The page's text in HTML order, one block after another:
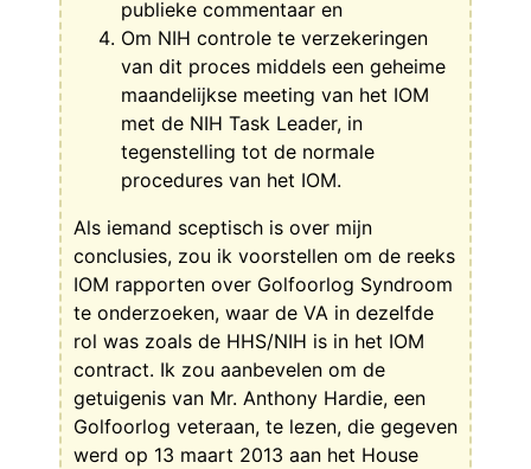
publieke commentaar en
Om NIH controle te verzekeringen
van dit proces middels een geheime
maandelijkse meeting van het IOM
met de NIH Task Leader, in
tegenstelling tot de normale
procedures van het IOM.
Als iemand sceptisch is over mijn
conclusies, zou ik voorstellen om de reeks
IOM rapporten over Golfoorlog Syndroom
te onderzoeken, waar de VA in dezelfde
rol was zoals de HHS/NIH is in het IOM
contract. Ik zou aanbevelen om de
getuigenis van Mr. Anthony Hardie, een
Golfoorlog veteraan, te lezen, die gegeven
werd op 13 maart 2013 aan het House